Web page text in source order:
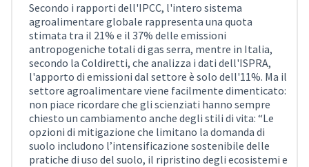
Secondo i rapporti dell'IPCC, l'intero sistema
agroalimentare globale rappresenta una quota
stimata tra il 21% e il 37% delle emissioni
antropogeniche totali di gas serra, mentre in Italia,
secondo la Coldiretti, che analizza i dati dell'ISPRA,
l'apporto di emissioni dal settore è solo dell'11%. Ma il
settore agroalimentare viene facilmente dimenticato:
non piace ricordare che gli scienziati hanno sempre
chiesto un cambiamento anche degli stili di vita: “Le
opzioni di mitigazione che limitano la domanda di
suolo includono l’intensificazione sostenibile delle
pratiche di uso del suolo, il ripristino degli ecosistemi e